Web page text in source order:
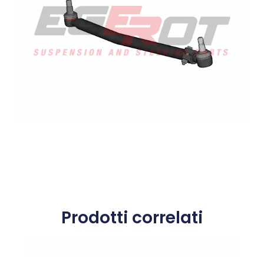
Prodotti correlati